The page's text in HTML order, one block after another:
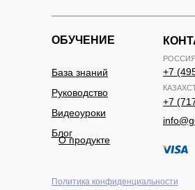
ОБУЧЕНИЕ
Руководство
Видеоуроки
+7
Политика конфиденциальности
База знаний
Блог
О продукте
+7
РОССИЯ